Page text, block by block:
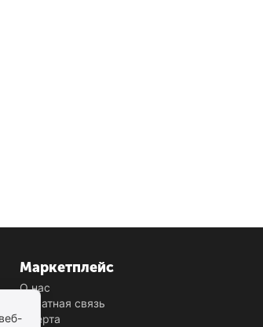
Маркетплейс
О нас
Обратная связь
Оферта